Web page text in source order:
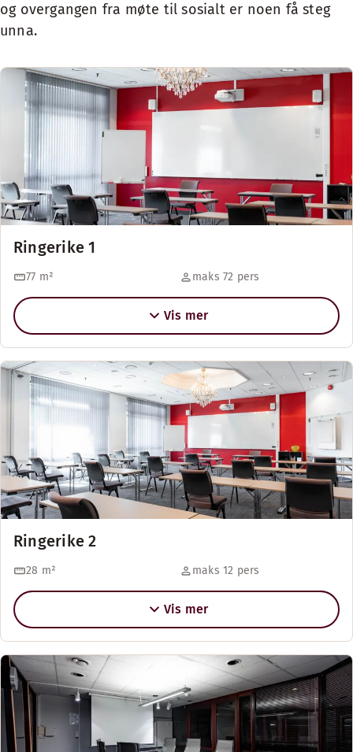
og overgangen fra møte til sosialt er noen få steg
unna.
Ringerike 1
77 m² maks 72 pers
Vis mer
Ringerike 2
28 m² maks 12 pers
Vis mer